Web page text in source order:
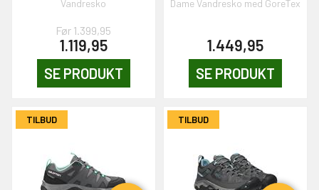
Vandresko
Før 1.399,95
1.119,95
SE PRODUKT
Dame Vandresko med GoreTex
1.449,95
SE PRODUKT
TILBUD TILBUD
PÅ
om et gavekort på
om måneden